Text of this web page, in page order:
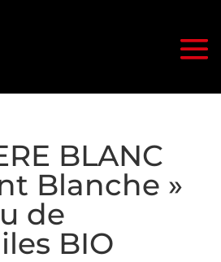
BLANC
Blanche »
de
BIO